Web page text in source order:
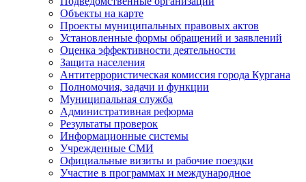
Объекты на карте
Проекты муниципальных правовых актов
Установленные формы обращений и заявлений
Оценка эффективности деятельности
Защита населения
Антитеррористическая комиссия города Кургана
Полномочия, задачи и функции
Муниципальная служба
Административная реформа
Результаты проверок
Информационные системы
Учрежденные СМИ
Официальные визиты и рабочие поездки
Участие в программах и международное